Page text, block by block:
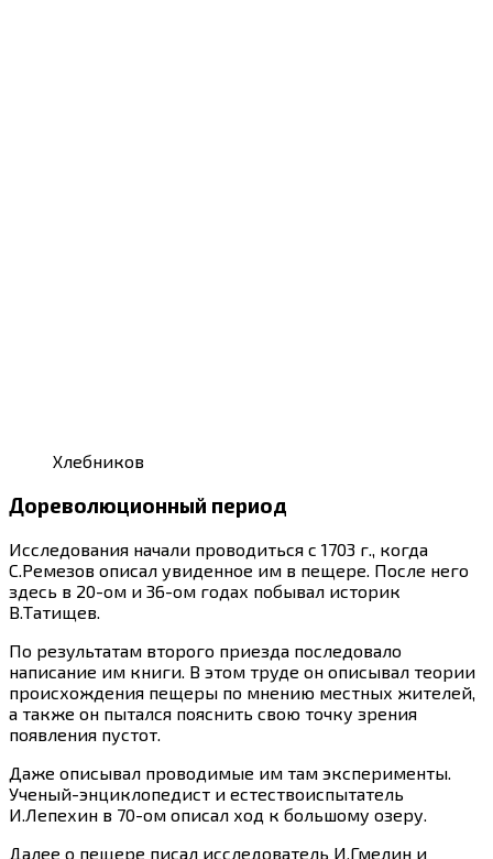
Хлебников
Дореволюционный период
Исследования начали проводиться с 1703 г., когда
С.Ремезов описал увиденное им в пещере. После него
здесь в 20-ом и 36-ом годах побывал историк
В.Татищев.
По результатам второго приезда последовало
написание им книги. В этом труде он описывал теории
происхождения пещеры по мнению местных жителей,
а также он пытался пояснить свою точку зрения
появления пустот.
Даже описывал проводимые им там эксперименты.
Ученый-энциклопедист и естествоиспытатель
И.Лепехин в 70-ом описал ход к большому озеру.
Далее о пещере писал исследователь И.Гмелин и